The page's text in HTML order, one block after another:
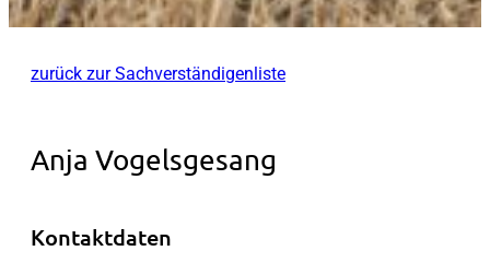
zurück zur Sachverständigenliste
Anja Vogelsgesang
Kontaktdaten